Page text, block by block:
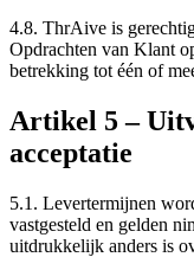
4.8. ThrAive is
Opdrachten van Klant
betrekking tot één of
Artikel 5–
acceptatie
5.1. Levertermijnen
vastgesteld en gelden
uitdrukkelijk anders is